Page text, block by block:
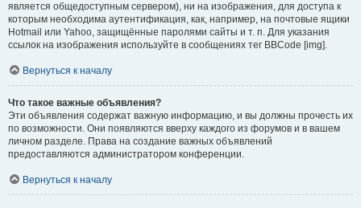
является общедоступным сервером), ни на изображения, для доступа к
которым необходима аутентификация, как, например, на почтовые ящики
Hotmail или Yahoo, защищённые паролями сайты и т. п. Для указания
ссылок на изображения используйте в сообщениях тег BBCode [img].
Вернуться к началу
Что такое важные объявления?
Эти объявления содержат важную информацию, и вы должны прочесть их
по возможности. Они появляются вверху каждого из форумов и в вашем
личном разделе. Права на создание важных объявлений
предоставляются администратором конференции.
Вернуться к началу